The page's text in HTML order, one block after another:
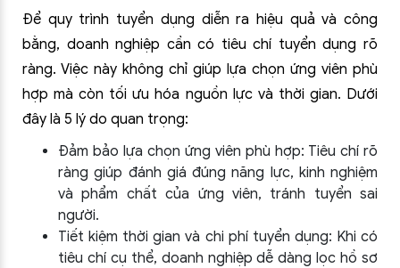
Để quy trình tuyển dụng diễn ra hiệu quả và công
bằng, doanh nghiệp cần có tiêu chí tuyển dụng rõ
ràng. Việc này không chỉ giúp lựa chọn ứng viên phù
hợp mà còn tối ưu hóa nguồn lực và thời gian. Dưới
đây là 5 lý do quan trọng:
Đảm bảo lựa chọn ứng viên phù hợp: Tiêu chí rõ
ràng giúp đánh giá đúng năng lực, kinh nghiệm
và phẩm chất của ứng viên, tránh tuyển sai
người.
Tiết kiệm thời gian và chi phí tuyển dụng: Khi có
tiêu chí cụ thể, doanh nghiệp dễ dàng lọc hồ sơ